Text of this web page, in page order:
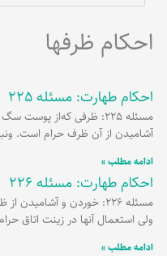
احکام ظرفها
احکام طهارت: مسئله 225
مسئله 225: ظرفی که‌از
آشامیدن از آن ظرف حرام است.
ادامه مطلب »
احکام طهارت: مسئله 226
مسئله 226: خوردن و
ولی استعمال آنها در زینت اتاق
ادامه مطلب »